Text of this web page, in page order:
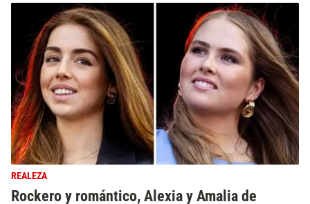
REALEZA
Rockero y romántico, Alexia y Amalia de